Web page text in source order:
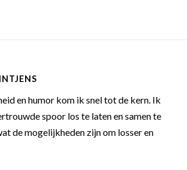
en humor kom ik snel tot de kern. Ik
spoor los te laten en samen te
de mogelijkheden zijn om losser en